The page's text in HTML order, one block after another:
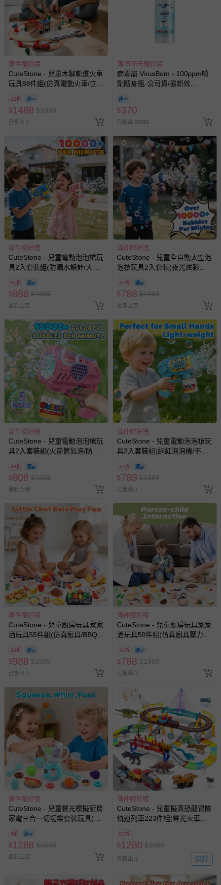
相關的退換貨辦理流程，可詳見： 退換貨 & 退款問題
其他常見問題：
運送服務：目前提供的運送僅限台灣本島。如您位於離島地
區，可能會無法配送，或須依據商品需加收離島運費。廠商
亦保留出貨與否的權利。離島、偏遠地區、樓層親送等加價
費用，可能會另需加收。
商品實際的配達日期，可於訂單個人資料內的查詢訂單內，
已出貨通知之訊息為主。
如您收到商品，請依正常流程檢查是否完好，若商品遇瑕疵
情形，您可申請更換新品或退貨，請見：退貨的辦理流程。
若您對於會員帳號、商品訂購與資訊、購物流程、付款方
式、折價券與購物金的使用、退貨及商品運送方式等有疑
問，你可詳見：
媽咪愛客服中心。
預購商品：預購為海外同步代購，遇缺貨即會通知媽咪並協
助取消退款事宜。
商品如因「價格、組合」等錯誤原因，導致無法安排出貨，
會主動以簡訊及mail通知訂單取消事宜，並將提供適當補
償。
滿件贈好禮
CuteStone - 兒童木製軌道火車
玩具88件組(仿真電動火車/立體
童節/生日禮物)
62折
$1488 $2388
已售出 1
滿1500元贈好禮
病毒崩 VirusBom - 100ppm噴
劑隨身瓶-公司貨/最新效
$370
已售出 98982
滿件贈好禮
CuteStone - 兒童電動泡泡槍玩
具2入套裝組(防漏水設計/大容
禮物)
51折
$868 $1688
最新上架
滿件贈好禮
CuteStone - 兒童全自動太空泡
泡槍玩具2入套裝(夜光炫彩燈
物)
47折
$788 $1688
最新上架
滿件贈好禮
CuteStone - 兒童電動泡泡槍玩
具2入套裝組(火箭筒氣泡/防漏
物)
48折
$808 $1688
最新上架
滿件贈好禮
CuteStone - 兒童電動泡泡槍玩
具2入套裝組(網紅泡泡機/不漏
物)
47折
$789 $1688
已售出 1
滿件贈好禮
CuteStone - 兒童廚房玩具家家
酒玩具55件組(仿真廚具/BBQ烤
交換禮物)
52折
$988 $1888
已售出 1
滿件贈好禮
CuteStone - 兒童廚房玩具家家
酒玩具50件組(仿真廚具壓力鍋/
禮物/交換禮物)
42折
$788 $1888
已售出 3
滿件贈好禮
CuteStone - 兒童聲光模擬廚房
家電三合一切切樂套裝玩具(擬
生日禮物)
5折
$1288 $2588
最新上架
搶購一空
滿件贈好禮
CuteStone - 兒童擬真恐龍冒險
軌道列車223件組(聲光火車玩
計 恐龍冒險樂園)
62折
$1280 $2080
已售出 1 追蹤